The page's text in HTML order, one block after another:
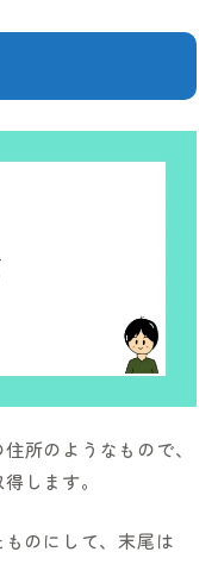
所のようなもので、
します。
のにして、末尾は